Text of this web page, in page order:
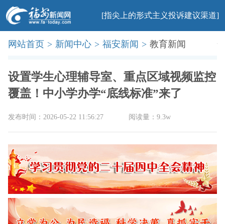
[指尖上的形式主义投诉建议渠道]
首页 新闻 社会 民生 法治 产业
教育
网站首页 > 新闻中心 > 福安新闻 > 教育新闻
设置学生心理辅导室、重点区域视频监控
覆盖！中小学办学“底线标准”来了
阅读量：9.3w
发布时间：2026-05-22 11:56:27